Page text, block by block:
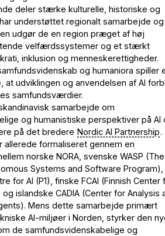
deler stærke kulturelle, historiske og
understøttet regionalt samarbejde og
udgør de en region præget af høj
velfærdssystemer og et stærkt
inklusion og menneskerettigheder.
og humaniora spiller
at udviklingen og anvendelsen af AI
samfundsværdier.
samarbejde om
og humanistiske perspektiver på AI
på det bredere Nordic AI Partnership.
allerede formaliseret gennem en
norske NORA, svenske WASP (The
Systems and Software Program),
for AI (P1), finske FCAI (Finnish Center
islandske CADIA (Center for Analysis
Mens dette samarbejde primært
AI-miljøer i Norden, styrker den
de samfundsvidenskabelige og